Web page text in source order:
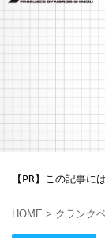
【PR】この記事に
HOME > クランク